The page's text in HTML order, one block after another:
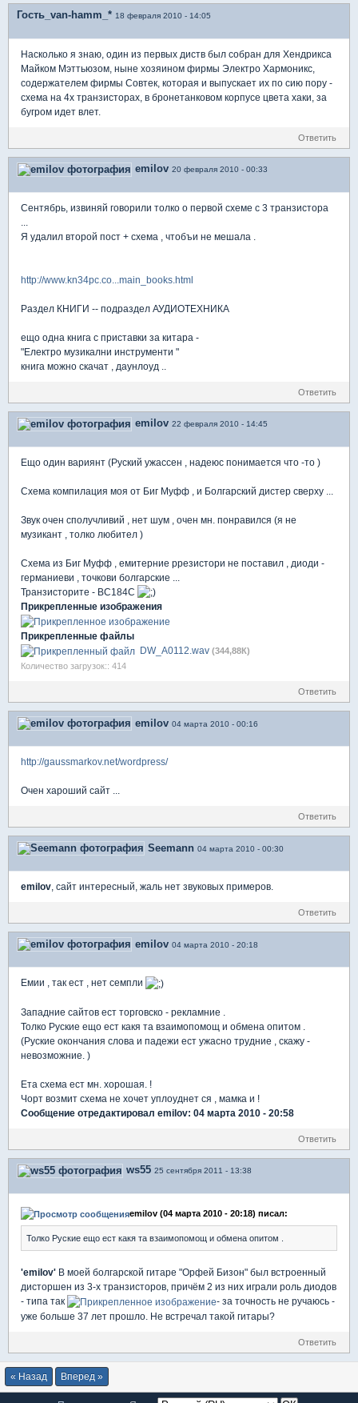
Гость_van-hamm_* 18 февраля 2010 - 14:05
Насколько я знаю, один из первых диств был собран для Хендрикса
Майком Мэттьюзом, ныне хозяином фирмы Электро Хармоникс,
содержателем фирмы Совтек, которая и выпускает их по сию пору -
схема на 4х транзисторах, в бронетанковом корпусе цвета хаки, за
бугром идет влет.
Ответить
emilov 20 февраля 2010 - 00:33
Сентябрь, извиняй говорили толко о первой схеме с 3 транзистора
Я удалил второй пост + схема , чтобъи не мешала .
http://www.kn34pc.co...main_books.html
Раздел КНИГИ -- подраздел АУДИОТЕХНИКА
ещо одна книга с приставки за китара -
"Електро музикални инструменти "
книга можно скачат , даунлоуд ..
Ответить
emilov 22 февраля 2010 - 14:45
Ещо один вариянт (Руский ужассен , надеюс понимается что -то )
Схема компилация моя от Биг Муфф , и Болгарский дистер сверху ...
Звук очен сполучливий , нет шум , очен мн. понравился (я не
музикант , толко любител )
Схема из Биг Муфф , емитерние ррезистори не поставил , диоди -
германиеви , точкови болгарские ...
Транзисторите - ВС184С
Прикрепленные изображения
Прикрепленные файлы
DW_A0112.wav (344,88К)
Количество загрузок:: 414
Ответить
emilov 04 марта 2010 - 00:16
http://gaussmarkov.net/wordpress/
Очен хароший сайт ...
Ответить
Seemann 04 марта 2010 - 00:30
emilov, сайт интересный, жаль нет звуковых примеров.
Ответить
emilov 04 марта 2010 - 20:18
Емии , так ест , нет семпли
Западние сайтов ест торговско - рекламние .
Толко Руские ещо ест какя та взаимопомощ и обмена опитом .
(Руские окончания слова и падежи ест ужасно трудние , скажу -
невозможние. )
Ета схема ест мн. хорошая. !
Чорт возмит схема не хочет уплоуднет ся , мамка и !
Сообщение отредактировал emilov: 04 марта 2010 - 20:58
Ответить
ws55 25 сентября 2011 - 13:38
emilov (04 марта 2010 - 20:18) писал:
Толко Руские ещо ест какя та взаимопомощ и обмена опитом .
'emilov' В моей болгарской гитаре "Орфей Бизон" был встроенный
дисторшен из 3-х транзисторов, причём 2 из них играли роль диодов
- типа так
- за точность не ручаюсь -
уже больше 37 лет прошло. Не встречал такой гитары?
Ответить
« Назад Вперед »